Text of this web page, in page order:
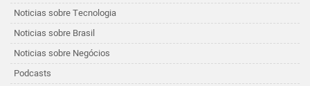
Noticias sobre Tecnologia
Noticias sobre Brasil
Noticias sobre Negócios
Podcasts